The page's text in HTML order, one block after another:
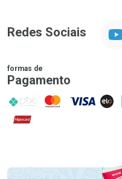
Redes Sociais
formas de
Pagamento
PIX MasterCard
VISA ELO
Hipercard
Promoção em